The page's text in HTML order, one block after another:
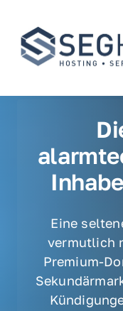
Eine
vermutlich
Premium-